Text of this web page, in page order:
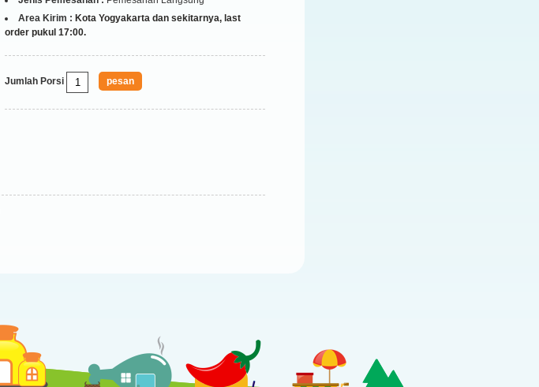
Area Kirim : Kota Yogyakarta dan sekitarnya, last
order pukul 17:00.
Jumlah Porsi